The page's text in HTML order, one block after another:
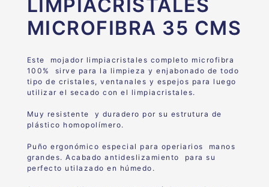
LIMPIACRISTALES
MICROFIBRA 35 CMS
Este mojador limpiacristales completo microfibra
100% sirve para la limpieza y enjabonado de todo
tipo de cristales, ventanales y espejos para luego
utilizar el secado con el limpiacristales.
Muy resistente y duradero por su estrutura de
plástico homopolímero.
Puño ergonómico especial para operiarios manos
grandes. Acabado antideslizamiento para su
perfecto utilazado en húmedo.